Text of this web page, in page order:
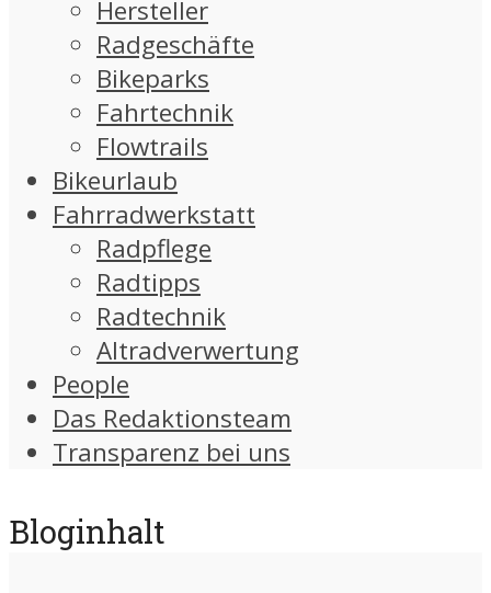
Hersteller
Radgeschäfte
Bikeparks
Fahrtechnik
Flowtrails
Bikeurlaub
Fahrradwerkstatt
Radpflege
Radtipps
Radtechnik
Altradverwertung
People
Das Redaktionsteam
Transparenz bei uns
Bloginhalt